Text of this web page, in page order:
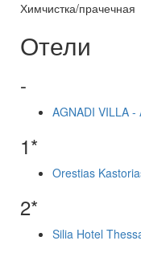
Химчистка/прачечная
Отели
-
AGNADI VILLA -
1*
Orestias
2*
Silia Hotel